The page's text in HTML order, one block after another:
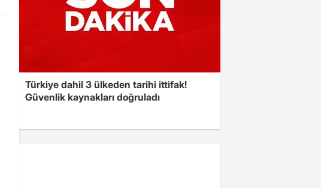
Türkiye dahil 3 ülkeden tarihi ittifak!
Güvenlik kaynakları doğruladı